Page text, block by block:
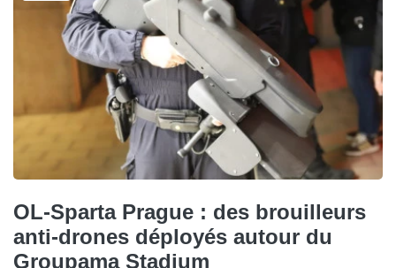
OL-Sparta Prague : des brouilleurs
anti-drones déployés autour du
Groupama Stadium